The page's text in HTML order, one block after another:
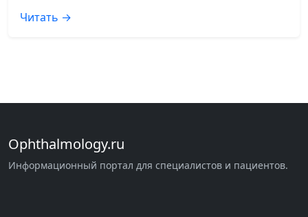
Читать →
Ophthalmology.ru
Информационный портал для специалистов и пациентов.